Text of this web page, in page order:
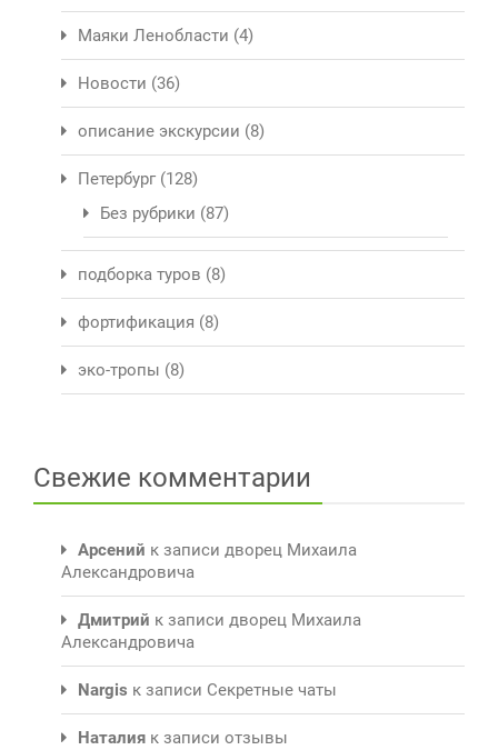
Маяки Ленобласти (4)
Новости (36)
описание экскурсии (8)
Петербург (128)
Без рубрики (87)
подборка туров (8)
фортификация (8)
эко-тропы (8)
Свежие комментарии
Арсений к записи дворец Михаила
Александровича
Дмитрий к записи дворец Михаила
Александровича
Nargis к записи Секретные чаты
Наталия к записи отзывы